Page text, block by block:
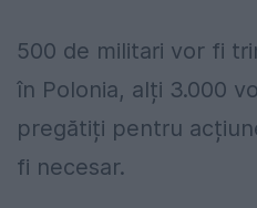
500 de militari vor fi
în Polonia, alți 3.000
pregătiți pentru
fi necesar.